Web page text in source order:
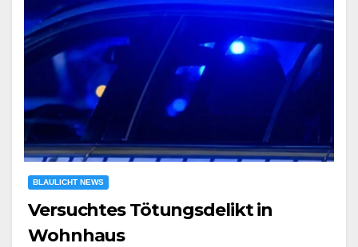
BLAULICHT NEWS
Versuchtes Tötungsdelikt in
Wohnhaus